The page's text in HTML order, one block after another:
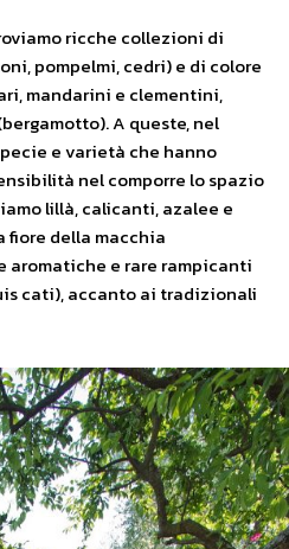
ricche collezioni di
pompelmi, cedri) e di colore
mandarini e clementini,
A queste, nel
e varietà che hanno
nel comporre lo spazio
lillà, calicanti, azalee e
fiore della macchia
aromatiche e rare rampicanti
cati), accanto ai tradizionali